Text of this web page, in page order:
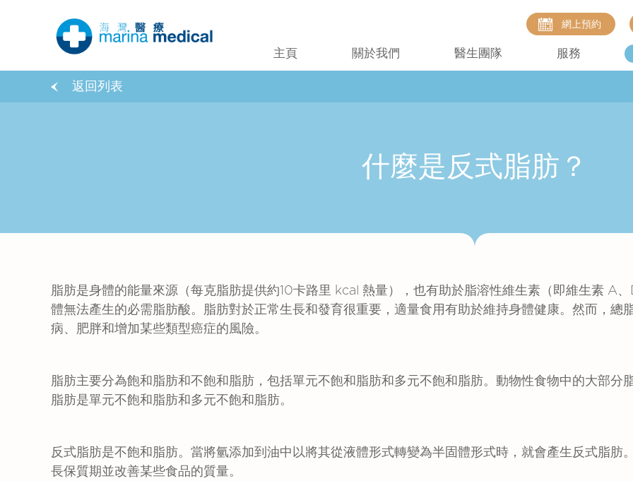
網上預約
主頁 關於我們 醫生團隊 服務
返回列表
什麼是反式脂肪？
脂肪是身體的能量來源（每克脂肪提供約10卡路里 kcal 熱量），也有助於脂溶性維生素（即維生素 A
體無法產生的必需脂肪酸。脂肪對於正常生長和發育很重要，適量食用有助於維持身體健康。然而，總
病、肥胖和增加某些類型癌症的風險。
脂肪主要分為飽和脂肪和不飽和脂肪，包括單元不飽和脂肪和多元不飽和脂肪。動物性食物中的大部分
脂肪是單元不飽和脂肪和多元不飽和脂肪。
反式脂肪是不飽和脂肪。當將氫添加到油中以將其從液體形式轉變為半固體形式時，就會產生反式脂肪
長保質期並改善某些食品的質量。